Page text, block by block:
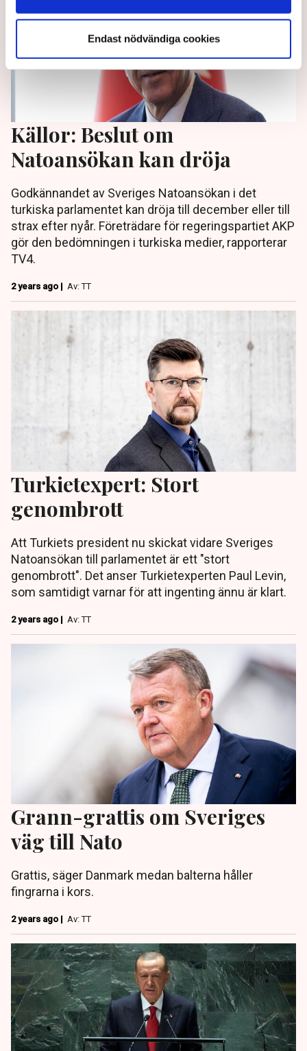
Endast nödvändiga cookies
Källor: Beslut om
Natoansökan kan dröja
Godkännandet av Sveriges Natoansökan i det
turkiska parlamentet kan dröja till december eller till
strax efter nyår. Företrädare för regeringspartiet AKP
gör den bedömningen i turkiska medier, rapporterar
TV4.
2 years ago | Av: TT
Turkietexpert: Stort
genombrott
Att Turkiets president nu skickat vidare Sveriges
Natoansökan till parlamentet är ett "stort
genombrott". Det anser Turkietexperten Paul Levin,
som samtidigt varnar för att ingenting ännu är klart.
2 years ago | Av: TT
Grann-grattis om Sveriges
väg till Nato
Grattis, säger Danmark medan balterna håller
fingrarna i kors.
2 years ago | Av: TT